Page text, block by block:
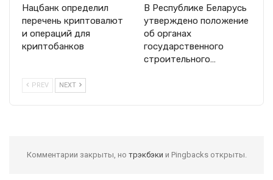
Нацбанк определил
перечень криптовалют
и операций для
криптобанков
В Республике Беларусь
утверждено положение
об органах
государственного
строительного…
PREV NEXT
Комментарии закрыты, но трэкбэки и Pingbacks открыты.